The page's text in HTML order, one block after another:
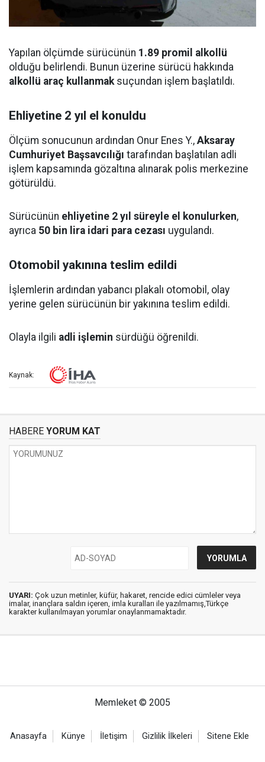
Yapılan ölçümde sürücünün 1.89 promil alkollü
olduğu belirlendi. Bunun üzerine sürücü hakkında
alkollü araç kullanmaksuçundan işlem başlatıldı.
Ehliyetine 2 yıl el konuldu
Ölçüm sonucunun ardından Onur Enes Y., Aksaray
Cumhuriyet Başsavcılığı tarafından başlatılan adli
işlem kapsamında gözaltına alınarak polis merkezine
götürüldü.
Sürücünün ehliyetine 2 yıl süreyle el konulurken,
ayrıca 50 bin lira idari para cezası uygulandı.
Otomobil yakınına teslim edildi
İşlemlerin ardından yabancı plakalı otomobil, olay
yerine gelen sürücünün bir yakınına teslim edildi.
Olayla ilgili adli işlemin sürdüğü öğrenildi.
Kaynak:
HABERE YORUM KAT
UYARI: Çok uzun metinler, küfür, hakaret, rencide edici cümleler veya
imalar, inançlara saldırı içeren, imla kuralları ile yazılmamış,Türkçe
karakter kullanılmayan yorumlar onaylanmamaktadır.
Memleket © 2005
Anasayfa Künye İletişim Gizlilik İlkeleri Sitene Ekle